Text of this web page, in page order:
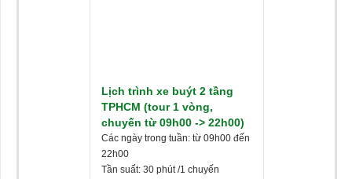
Lịch trình xe buýt 2 tầng
TPHCM (tour 1 vòng,
chuyến từ 09h00 -> 22h00)
Các ngày trong tuần: từ 09h00 đến
22h00
Tần suất: 30 phút /1 chuyến